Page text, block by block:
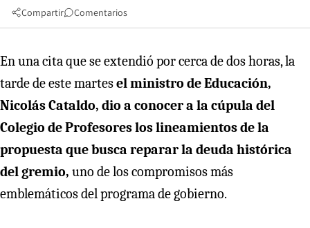
Compartir Comentarios
En una cita que se extendió por cerca de dos horas, la
tarde de este martesel ministro de Educación,
Nicolás Cataldo, dio a conocer a la cúpula del
Colegio de Profesores los lineamientos de la
propuesta que busca reparar la deuda histórica
del gremio, uno de los compromisos más
emblemáticos del programa de gobierno.